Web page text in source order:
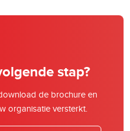
stap?
de brochure en
organisatie versterkt.